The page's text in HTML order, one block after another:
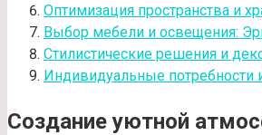
Оптимизация пространства и
Выбор мебели и освещения:
Стилистические решения и
Индивидуальные потребности
Создание уютной